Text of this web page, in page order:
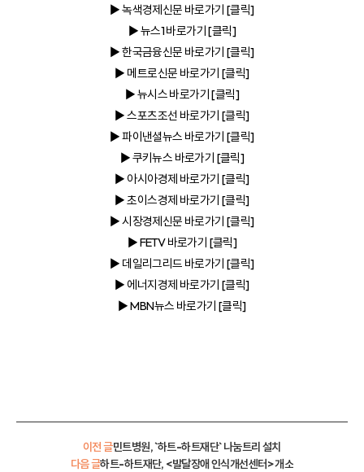
▶ 녹색경제신문 바로가기 [클릭]
▶ 뉴스1바로가기 [클릭]
▶ 한국금융신문 바로가기 [클릭]
▶ 메트로신문 바로가기 [클릭]
▶ 뉴시스바로가기 [클릭]
▶ 스포츠조선 바로가기 [클릭]
▶ 파이낸셜뉴스 바로가기 [클릭]
▶ 쿠키뉴스 바로가기 [클릭]
▶ 아시아경제 바로가기 [클릭]
▶ 초이스경제 바로가기 [클릭]
▶ 시장경제신문 바로가기 [클릭]
▶ FETV바로가기 [클릭]
▶ 데일리그리드 바로가기 [클릭]
▶ 에너지경제 바로가기 [클릭]
▶ MBN뉴스 바로가기 [클릭]
이전 글민트병원, `하트-하트재단` 나눔트리 설치
하트-하트재단, <발달장애 인식개선센터> 개소
다음 글